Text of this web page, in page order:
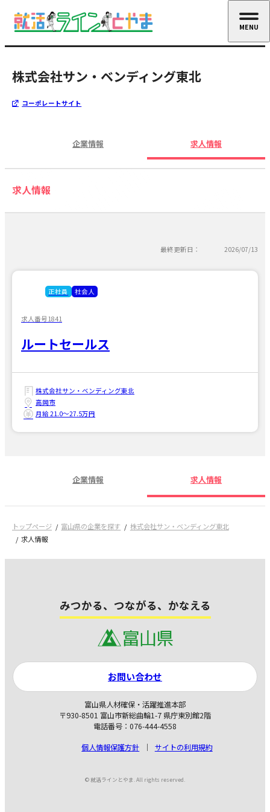
株式会社サン・ベンディング東北
コーポレートサイト
企業情報 求人情報
求人情報
最終更新日： 2026/07/13
正社員 社会人
求人番号1841
ルートセールス
株式会社サン・ベンディング東北
高岡市
月給 21.0〜27.5万円
企業情報 求人情報
トップページ 富山県の企業を探す
株式会社サン・ベンディング東北
求人情報
みつかる、つながる、かなえる
富山県人材確保・活躍推進本部
〒930-8501 富山市新総曲輪1-7 県庁東別館2階
電話番号：076-444-4558
個人情報保護方針
サイトの利用規約
お問い合わせ
© 就活ラインとやま. All rights reserved.
MENU